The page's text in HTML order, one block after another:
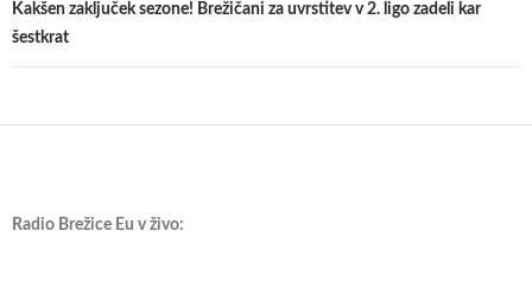
Kakšen zaključek sezone! Brežičani za uvrstitev v 2. ligo zadeli kar
šestkrat
Radio Brežice Eu v živo: